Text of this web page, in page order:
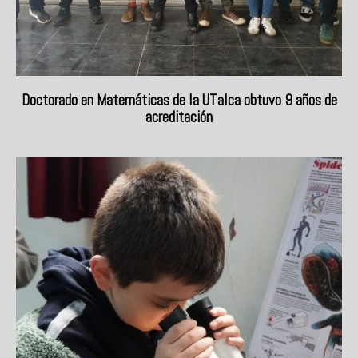
Doctorado en Matemáticas de la UTalca obtuvo 9 años de
acreditación